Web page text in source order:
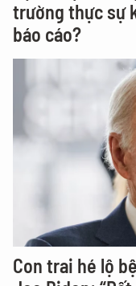
trường thực sự
báo cáo?
Con trai hé lộ